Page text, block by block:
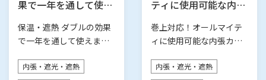
果で一年を通して使え
熱＋
保温・遮熱 ダブルの効果
で一年を通して使えま
温性・除湿…
内張・遮光・遮熱
ティに使用可能な内張
ムファイン
巻上対応！オールマイテ
ィに使用可能な内張カー
保温兼用(…
内張・遮光・遮熱